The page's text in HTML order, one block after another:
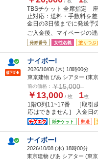
TBSチケット 全席指定
止対応：送料・手数料を
金日の3日後までに発送予
ご入金後、マイページの
発券番号 女性名義 塗りつぶ
ナイボー!
2026/10/08 (木) 18時00分
東京建物 ぴあ シアター (東
前の価格： ￥15,000
￥13,000 / 枚 1枚
1階O列11~17番 ［取引
応はできません］ 入金日
紙チケット 郵送
ナイボー!
2026/10/08 (木) 18時00分
東京建物 ぴあ シアター (東